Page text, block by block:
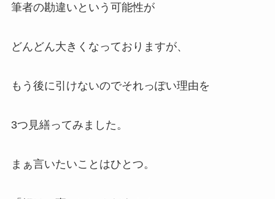
筆者の勘違いという可能性が
どんどん大きくなっておりますが、
もう後に引けないのでそれっぽい理由を
3つ見繕ってみました。
まぁ言いたいことはひとつ。